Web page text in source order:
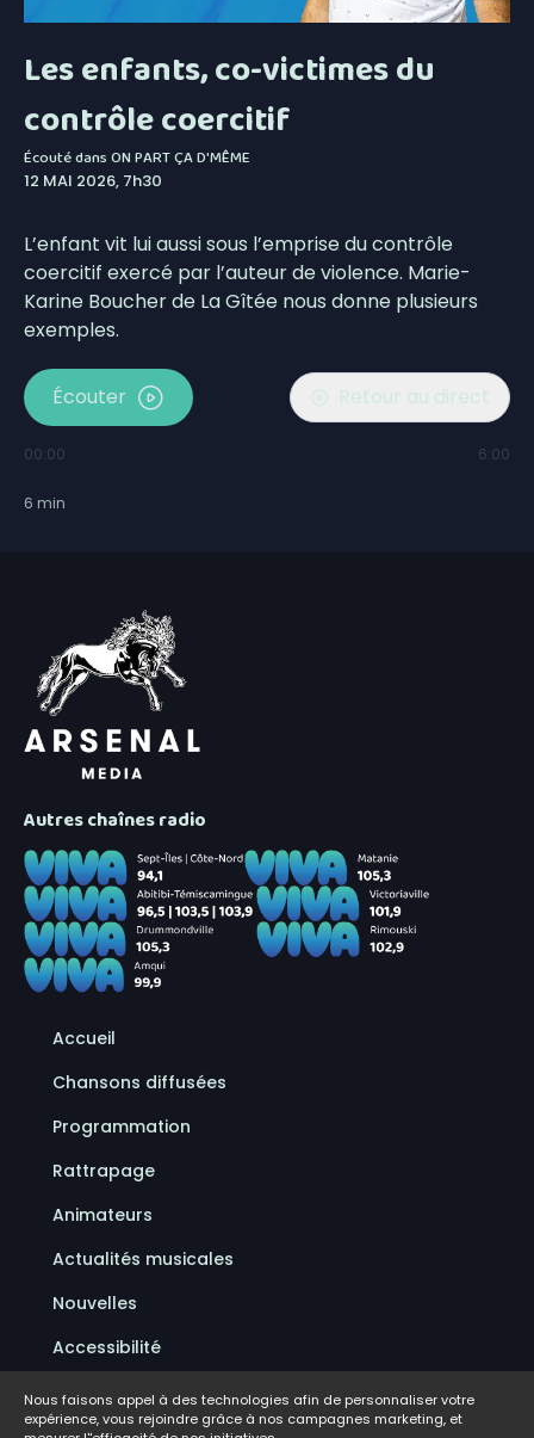
Les enfants, co-victimes du
contrôle coercitif
Écouté dansON PART ÇA D'MÊME
12 MAI 2026, 7h30
L’enfant vit lui aussi sous l’emprise du contrôle
coercitif exercé par l’auteur de violence. Marie-
Karine Boucher de La Gîtée nous donne plusieurs
exemples.
Écouter Retour au direct
00:00 6:00
6 min
Autres chaînes radio
Accueil
Chansons diffusées
Programmation
Rattrapage
Animateurs
Actualités musicales
Nouvelles
Accessibilité
Politique de confidentialité
Nous faisons appel à des technologies afin de personnaliser votre
expérience, vous rejoindre grâce à nos campagnes marketing, et